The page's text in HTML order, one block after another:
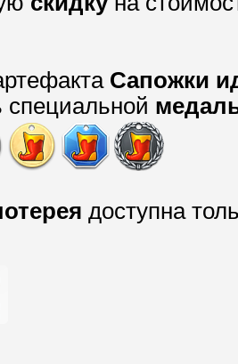
Сапожки
специальной
доступна